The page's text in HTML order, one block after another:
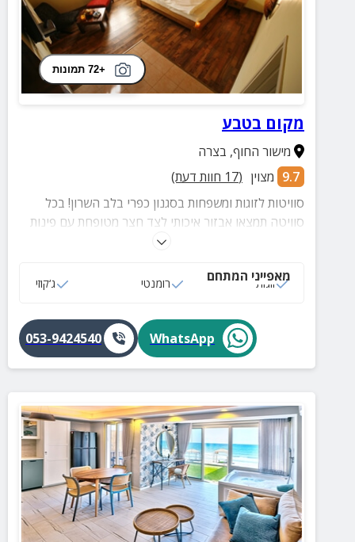
+72 תמונות
מקום בטבע
מישור החוף, בצרה
9.7 מצוין (
17 חוות דעת)
סוויטות לזוגות ומשפחות בסגנון כפרי בלב השרון! בכל
סוויטה תמצאו אבזור איכותי לצד חצר מטופחת עם פינות
ישיבה - והכל במרחק נסיעה קצר ממרכז הארץ.
מאפייני המתחם
זוגות רומנטי ג‘קוזי
WhatsApp
053-9424540